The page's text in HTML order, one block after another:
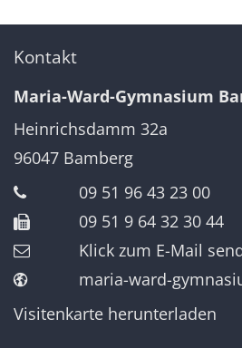
Kontakt
Maria-Ward-Gymnasium
Heinrichsdamm 32a
96047 Bamberg
09 51 96 43 23 00
09 51 9 64 32 30 44
Klick zum E-Mail
maria-ward-
Visitenkarte herunterladen